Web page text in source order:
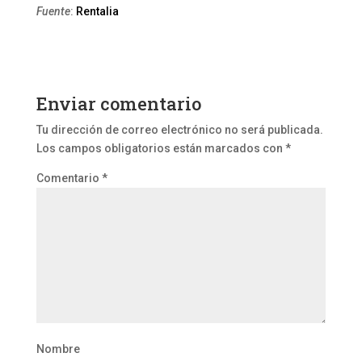
Fuente: Rentalia
Enviar comentario
Tu dirección de correo electrónico no será publicada.
Los campos obligatorios están marcados con *
Comentario *
Nombre